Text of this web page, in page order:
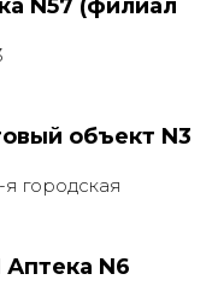
N57 (филиал
объект N3
городская
N6